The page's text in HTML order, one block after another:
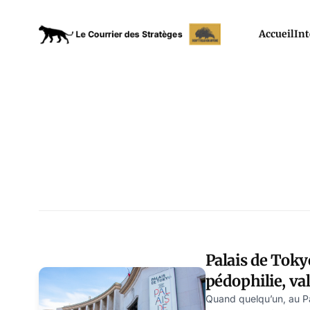
Accueil
Palais de
pédophilie,
par Modeste
Quand quelqu’un, au